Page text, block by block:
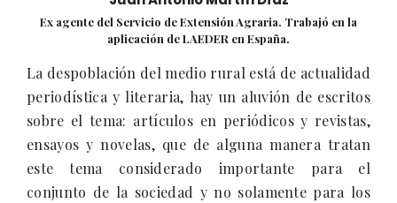
Ex agente del Servicio de Extensión Agraria. Trabajó en la
aplicación de LAEDER en España.
La despoblación del medio rural está de actualidad
periodística y literaria, hay un aluvión de escritos
sobre el tema: artículos en periódicos y revistas,
ensayos y novelas, que de alguna manera tratan
este tema considerado importante para el
conjunto de la sociedad y no solamente para los